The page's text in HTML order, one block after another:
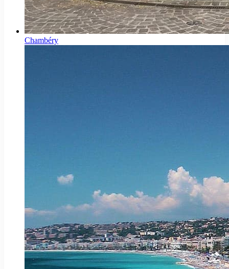
Chambéry